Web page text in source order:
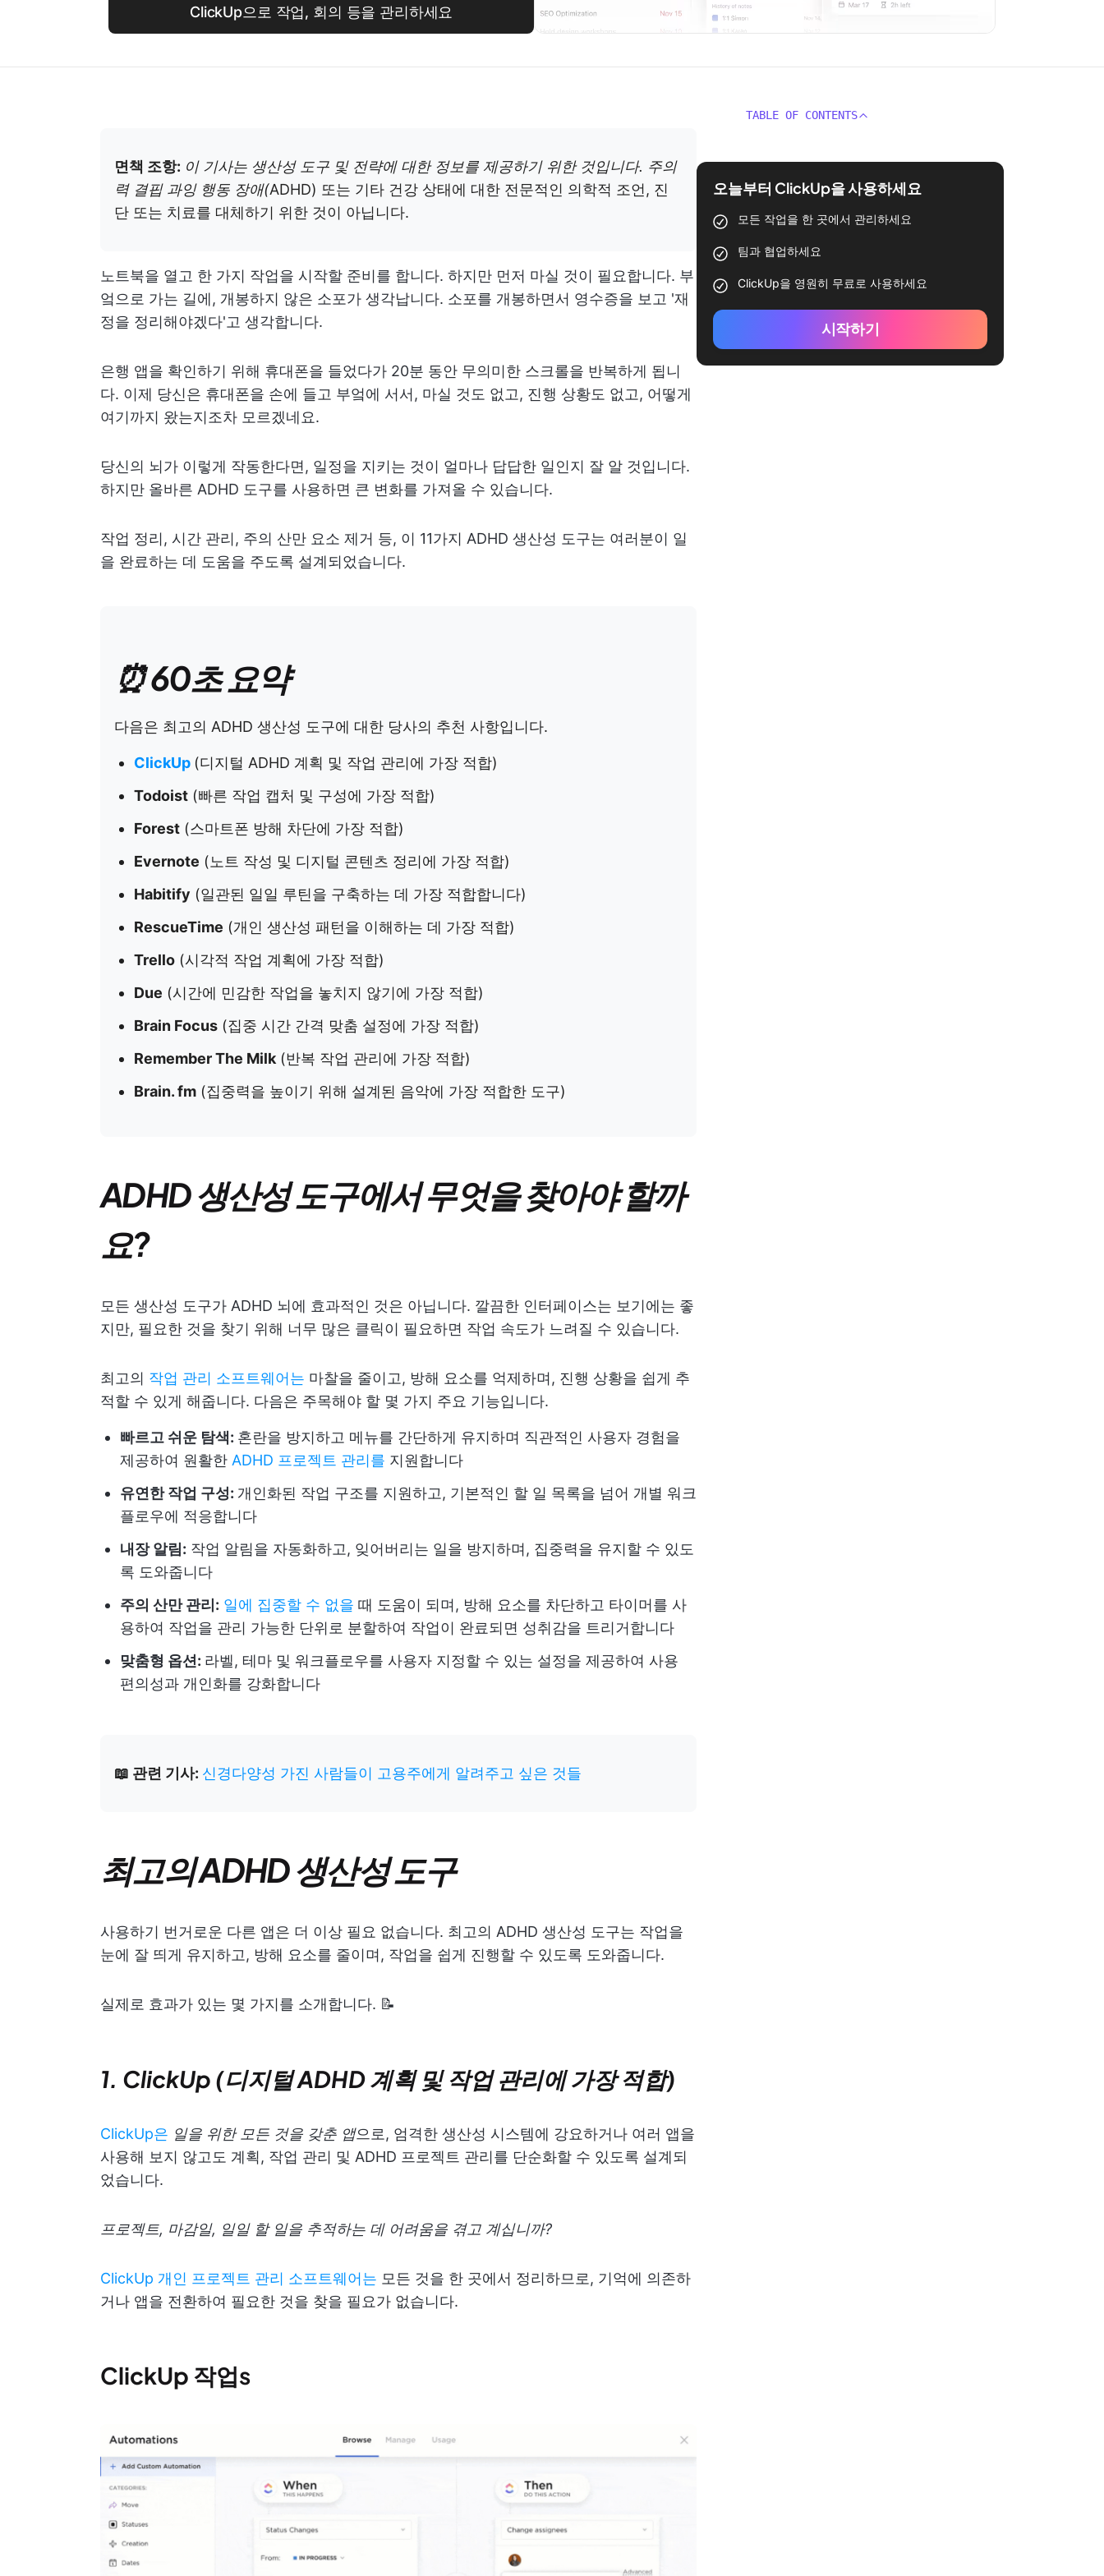
ClickUp으로 작업, 회의 등을 관리하세요
면책 조항: 이 기사는 생산성 도구 및 전략에 대한 정보를 제공하기 위한 것입니다. 주의
력 결핍 과잉 행동 장애(ADHD) 또는 기타 건강 상태에 대한 전문적인 의학적 조언, 진
단 또는 치료를 대체하기 위한 것이 아닙니다.
노트북을 열고 한 가지 작업을 시작할 준비를 합니다. 하지만 먼저 마실 것이 필요합니다. 부
엌으로 가는 길에, 개봉하지 않은 소포가 생각납니다. 소포를 개봉하면서 영수증을 보고 '재
정을 정리해야겠다'고 생각합니다.
은행 앱을 확인하기 위해 휴대폰을 들었다가 20분 동안 무의미한 스크롤을 반복하게 됩니
다. 이제 당신은 휴대폰을 손에 들고 부엌에 서서, 마실 것도 없고, 진행 상황도 없고, 어떻게
여기까지 왔는지조차 모르겠네요.
당신의 뇌가 이렇게 작동한다면, 일정을 지키는 것이 얼마나 답답한 일인지 잘 알 것입니다.
하지만 올바른 ADHD 도구를 사용하면 큰 변화를 가져올 수 있습니다.
작업 정리, 시간 관리, 주의 산만 요소 제거 등, 이 11가지 ADHD 생산성 도구는 여러분이 일
을 완료하는 데 도움을 주도록 설계되었습니다.
⏰ 60초 요약
다음은 최고의 ADHD 생산성 도구에 대한 당사의 추천 사항입니다.
ClickUp (디지털 ADHD 계획 및 작업 관리에 가장 적합)
Todoist (빠른 작업 캡처 및 구성에 가장 적합)
Forest (스마트폰 방해 차단에 가장 적합)
Evernote (노트 작성 및 디지털 콘텐츠 정리에 가장 적합)
Habitify (일관된 일일 루틴을 구축하는 데 가장 적합합니다)
RescueTime (개인 생산성 패턴을 이해하는 데 가장 적합)
Trello (시각적 작업 계획에 가장 적합)
Due (시간에 민감한 작업을 놓치지 않기에 가장 적합)
Brain Focus (집중 시간 간격 맞춤 설정에 가장 적합)
Remember The Milk (반복 작업 관리에 가장 적합)
Brain. fm (집중력을 높이기 위해 설계된 음악에 가장 적합한 도구)
ADHD 생산성 도구에서 무엇을 찾아야 할까
요?
모든 생산성 도구가 ADHD 뇌에 효과적인 것은 아닙니다. 깔끔한 인터페이스는 보기에는 좋
지만, 필요한 것을 찾기 위해 너무 많은 클릭이 필요하면 작업 속도가 느려질 수 있습니다.
최고의 작업 관리 소프트웨어는 마찰을 줄이고, 방해 요소를 억제하며, 진행 상황을 쉽게 추
적할 수 있게 해줍니다. 다음은 주목해야 할 몇 가지 주요 기능입니다.
빠르고 쉬운 탐색: 혼란을 방지하고 메뉴를 간단하게 유지하며 직관적인 사용자 경험을
제공하여 원활한 ADHD 프로젝트 관리를 지원합니다
유연한 작업 구성: 개인화된 작업 구조를 지원하고, 기본적인 할 일 목록을 넘어 개별 워크
플로우에 적응합니다
내장 알림: 작업 알림을 자동화하고, 잊어버리는 일을 방지하며, 집중력을 유지할 수 있도
록 도와줍니다
주의 산만 관리: 일에 집중할 수 없을 때 도움이 되며, 방해 요소를 차단하고 타이머를 사
용하여 작업을 관리 가능한 단위로 분할하여 작업이 완료되면 성취감을 트리거합니다
맞춤형 옵션: 라벨, 테마 및 워크플로우를 사용자 지정할 수 있는 설정을 제공하여 사용
편의성과 개인화를 강화합니다
📖 관련 기사: 신경다양성 가진 사람들이 고용주에게 알려주고 싶은 것들
최고의 ADHD 생산성 도구
사용하기 번거로운 다른 앱은 더 이상 필요 없습니다. 최고의 ADHD 생산성 도구는 작업을
눈에 잘 띄게 유지하고, 방해 요소를 줄이며, 작업을 쉽게 진행할 수 있도록 도와줍니다.
실제로 효과가 있는 몇 가지를 소개합니다. 📝
1. ClickUp (디지털 ADHD 계획 및 작업 관리에 가장 적합)
ClickUp은 일을 위한 모든 것을 갖춘 앱으로, 엄격한 생산성 시스템에 강요하거나 여러 앱을
사용해 보지 않고도 계획, 작업 관리 및 ADHD 프로젝트 관리를 단순화할 수 있도록 설계되
었습니다.
프로젝트, 마감일, 일일 할 일을 추적하는 데 어려움을 겪고 계십니까?
ClickUp 개인 프로젝트 관리 소프트웨어는 모든 것을 한 곳에서 정리하므로, 기억에 의존하
거나 앱을 전환하여 필요한 것을 찾을 필요가 없습니다.
ClickUp 작업s
TABLE OF CONTENTS
오늘부터 ClickUp을 사용하세요
모든 작업을 한 곳에서 관리하세요
팀과 협업하세요
ClickUp을 영원히 무료로 사용하세요
시작하기